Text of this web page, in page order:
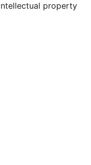
property